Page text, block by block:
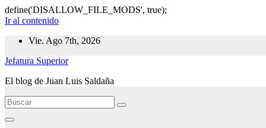
define('DISALLOW_FILE_MODS', true);
Ir al contenido
Vie. Ago 7th, 2026
Jefatura Superior
El blog de Juan Luis Saldaña